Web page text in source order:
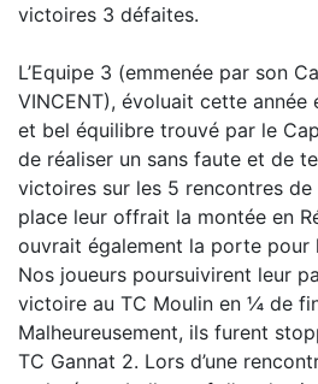
victoires 3 défaites.
L’Equipe 3 (emmenée par son
VINCENT), évoluait cette année
et bel équilibre trouvé par le
de réaliser un sans faute et de
victoires sur les 5 rencontres
place leur offrait la montée en
ouvrait également la porte pour
Nos joueurs poursuivirent leur
victoire au TC Moulin en ¼ de
Malheureusement, ils furent
TC Gannat 2. Lors d’une